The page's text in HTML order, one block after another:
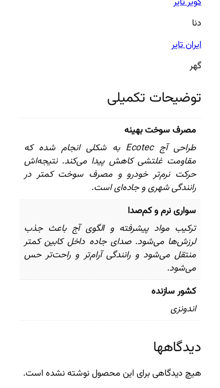
دنا
ایران تایر
گهر
توضیحات تکمیلی
مصرف سوخت بهینه
طراحی آج Ecotec به شکلی انجام شده که
مقاومت غلتشی کاهش پیدا می‌کند. نتیجه‌اش
حرکت نرم‌تر خودرو و مصرف سوخت کمتر در
رانندگی شهری و جاده‌ای است.
سواری نرم و کم‌صدا
ترکیب مواد پیشرفته و الگوی آج باعث جذب
لرزش‌ها می‌شود. صدای جاده داخل کابین کمتر
منتقل می‌شود و رانندگی آرام‌تر و راحت‌تر حس
می‌شود.
کشور سازنده
اندونزی
دیدگاهها
هیچ دیدگاهی برای این محصول نوشته نشده است.